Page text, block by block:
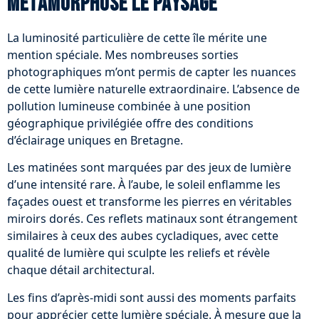
La luminosité particulière de cette île mérite une
mention spéciale. Mes nombreuses sorties
photographiques m’ont permis de capter les nuances
de cette lumière naturelle extraordinaire. L’absence de
pollution lumineuse combinée à une position
géographique privilégiée offre des conditions
d’éclairage uniques en Bretagne.
Les matinées sont marquées par des jeux de lumière
d’une intensité rare. À l’aube, le soleil enflamme les
façades ouest et transforme les pierres en véritables
miroirs dorés. Ces reflets matinaux sont étrangement
similaires à ceux des aubes cycladiques, avec cette
qualité de lumière qui sculpte les reliefs et révèle
chaque détail architectural.
Les fins d’après-midi sont aussi des moments parfaits
pour apprécier cette lumière spéciale. À mesure que la